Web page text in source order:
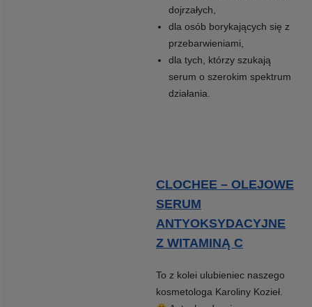
dojrzałych,
dla osób borykających się z
przebarwieniami,
dla tych, którzy szukają
serum o szerokim spektrum
działania.
CLOCHEE – OLEJOWE
SERUM
ANTYOKSYDACYJNE
Z WITAMINĄ C
To z kolei ulubieniec naszego
kosmetologa Karoliny Kozieł.